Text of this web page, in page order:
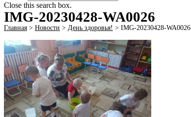
Close this search box.
IMG-20230428-WA0026
Главная > Новости > День здоровья! > IMG-20230428-WA0026